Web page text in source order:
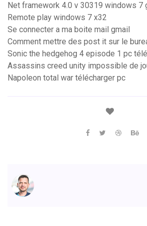
Net framework 4.0 v 30319 windows 7
Remote play windows 7 x32
Se connecter a ma boite mail gmail
Comment mettre des post it sur le
Sonic the hedgehog 4 episode 1 pc
Assassins creed unity impossible de
Napoleon total war télécharger pc